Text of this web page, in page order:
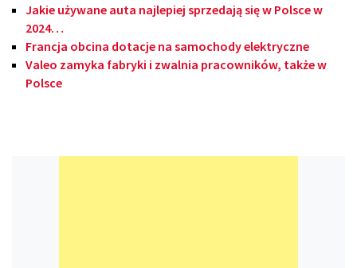
Jakie używane auta najlepiej sprzedają się w Polsce w
2024…
Francja obcina dotacje na samochody elektryczne
Valeo zamyka fabryki i zwalnia pracowników, także w
Polsce